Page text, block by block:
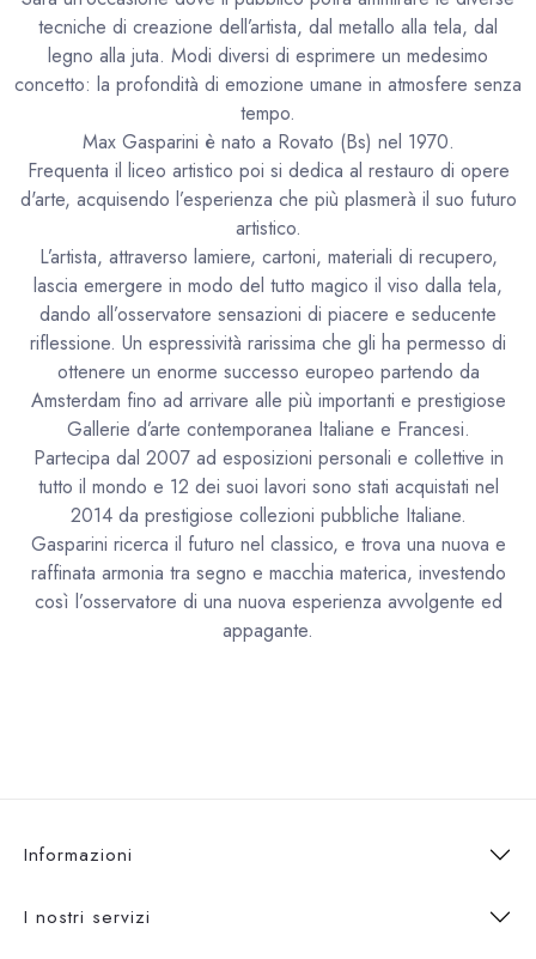
tecniche di creazione dell’artista, dal metallo alla tela, dal
legno alla juta. Modi diversi di esprimere un medesimo
concetto: la profondità di emozione umane in atmosfere senza
tempo.
Max Gasparini è nato a Rovato (Bs) nel 1970.
Frequenta il liceo artistico poi si dedica al restauro di opere
d'arte, acquisendo l’esperienza che più plasmerà il suo futuro
artistico.
L’artista, attraverso lamiere, cartoni, materiali di recupero,
lascia emergere in modo del tutto magico il viso dalla tela,
dando all’osservatore sensazioni di piacere e seducente
riflessione. Un espressività rarissima che gli ha permesso di
ottenere un enorme successo europeo partendo da
Amsterdam fino ad arrivare alle più importanti e prestigiose
Gallerie d’arte contemporanea Italiane e Francesi.
Partecipa dal 2007 ad esposizioni personali e collettive in
tutto il mondo e 12 dei suoi lavori sono stati acquistati nel
2014 da prestigiose collezioni pubbliche Italiane.
Gasparini ricerca il futuro nel classico, e trova una nuova e
raffinata armonia tra segno e macchia materica, investendo
così l’osservatore di una nuova esperienza avvolgente ed
appagante.
Informazioni
I nostri servizi